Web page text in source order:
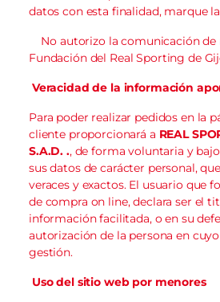
datos con esta finalidad, marque
No autorizo la comunicación de
Fundación del Real Sporting de
Veracidad de la información
Para poder realizar pedidos en la
cliente proporcionará a REAL
S.A.D. ., de forma voluntaria y
sus datos de carácter personal,
veraces y exactos. El usuario que
de compra on line, declara ser el
información facilitada, o en su
autorización de la persona en
gestión.
Uso del sitio web por menores